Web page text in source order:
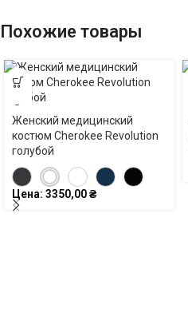
Похожие товары
Женский медицинский
костюм Cherokee Revolution
голубой
Цена: 3350,00₴